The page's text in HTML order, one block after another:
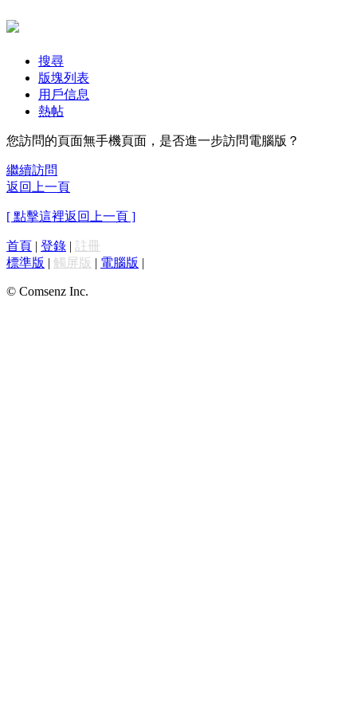
搜尋
版塊列表
用戶信息
熱帖
您訪問的頁面無手機頁面，是否進一步訪問電腦版？
繼續訪問
返回上一頁
[ 點擊這裡返回上一頁 ]
首頁 | 登錄 | 註冊
標準版 | 觸屏版 | 電腦版 |
© Comsenz Inc.